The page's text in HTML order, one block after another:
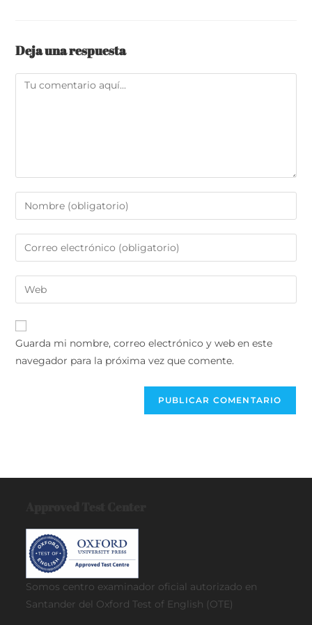
Deja una respuesta
Comentario
Introduce
tu
nombre
de
usuario
para
comentar
Introduce
tu
dirección
de
electrónico
para
comentar
Introduce
la
URL
de
Guarda mi nombre, correo electrónico y web en este
navegador para la próxima vez que comente.
Somos centro examinador oficial autorizado en
Santander del Oxford Test of English (OTE)